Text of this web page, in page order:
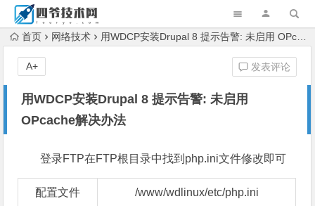
首页 网络技术 用WDCP安装Drupal 8 提示告警: 未启用 OPcache解决办法
用WDCP安装Drupal 8 提示告警: 未启用
OPcache解决办法
发表评论
A+
登录FTP在FTP根目录中找到php.ini文件修改即可
配置文件 /www/wdlinux/etc/php.ini